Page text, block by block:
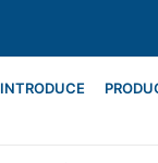
INTRODUCE